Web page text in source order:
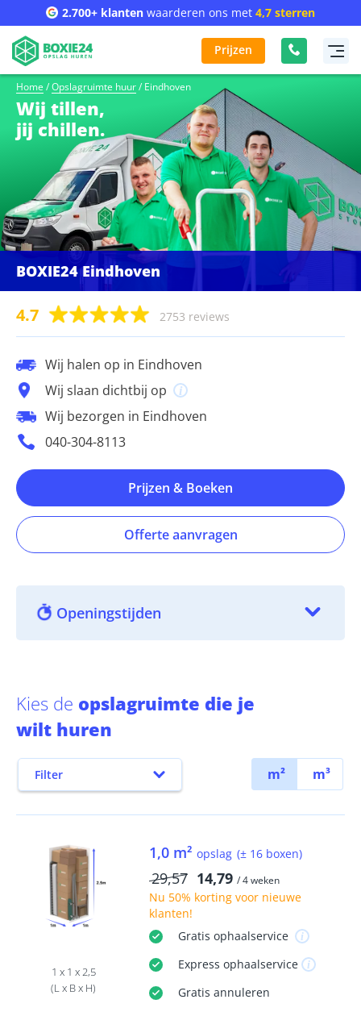
2.700+ klanten waarderen ons met 4,7 sterren
Prijzen
Home / Opslagruimte huur/ Eindhoven
Wij tillen,
jij chillen.
BOXIE24 Eindhoven
4.7 2753 reviews
Wij halen op in Eindhoven
Wij slaan dichtbij op
Wij bezorgen in Eindhoven
040-304-8113
Prijzen & Boeken
Offerte aanvragen
Openingstijden
Kies de opslagruimte die je
wilt huren
Filter m² m³
1 x 1 x 2,5
(L x B x H)
1,0 m² opslag (± 16 boxen)
29,57 14,79 / 4 weken
Nu 50% kortingvoor nieuwe
klanten!
Gratis ophaalservice
Express ophaalservice
Gratis annuleren